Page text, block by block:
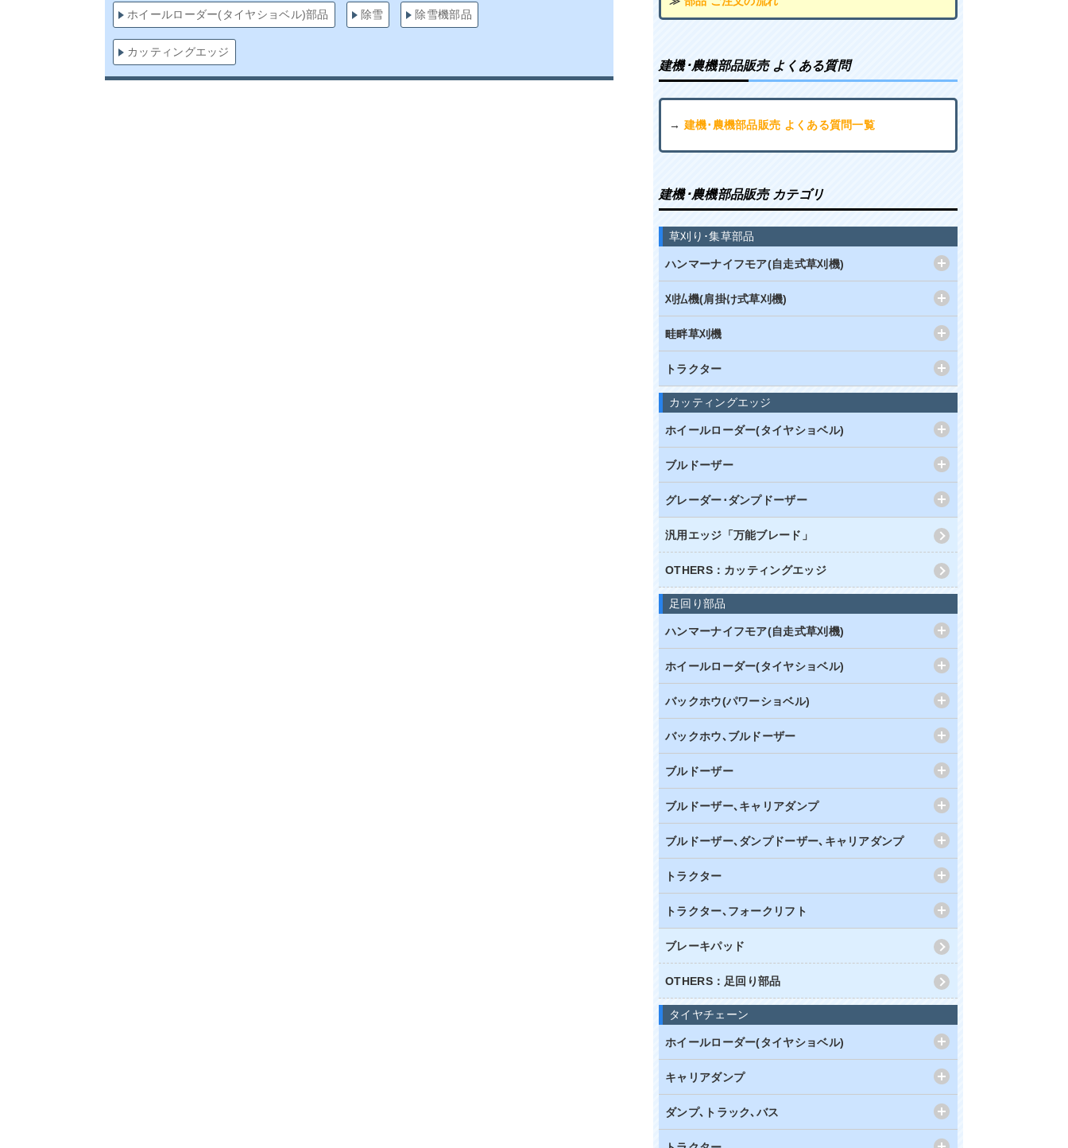
ホイールローダー(タイヤショベル)部品 除雪 除雪機部品
カッティングエッジ
建機･農機部品販売 よくある質問
→ 建機･農機部品販売 よくある質問一覧
建機･農機部品販売 カテゴリ
草刈り･集草部品
ハンマーナイフモア(自走式草刈機)
刈払機(肩掛け式草刈機)
畦畔草刈機
トラクター
カッティングエッジ
ホイールローダー(タイヤショベル)
ブルドーザー
グレーダー･ダンプドーザー
汎用エッジ「万能ブレード」
OTHERS：カッティングエッジ
足回り部品
ハンマーナイフモア(自走式草刈機)
ホイールローダー(タイヤショベル)
バックホウ(パワーショベル)
バックホウ､ブルドーザー
ブルドーザー
ブルドーザー､キャリアダンプ
ブルドーザー､ダンプドーザー､キャリアダンプ
トラクター
トラクター､フォークリフト
ブレーキパッド
OTHERS：足回り部品
タイヤチェーン
ホイールローダー(タイヤショベル)
キャリアダンプ
ダンプ､トラック､バス